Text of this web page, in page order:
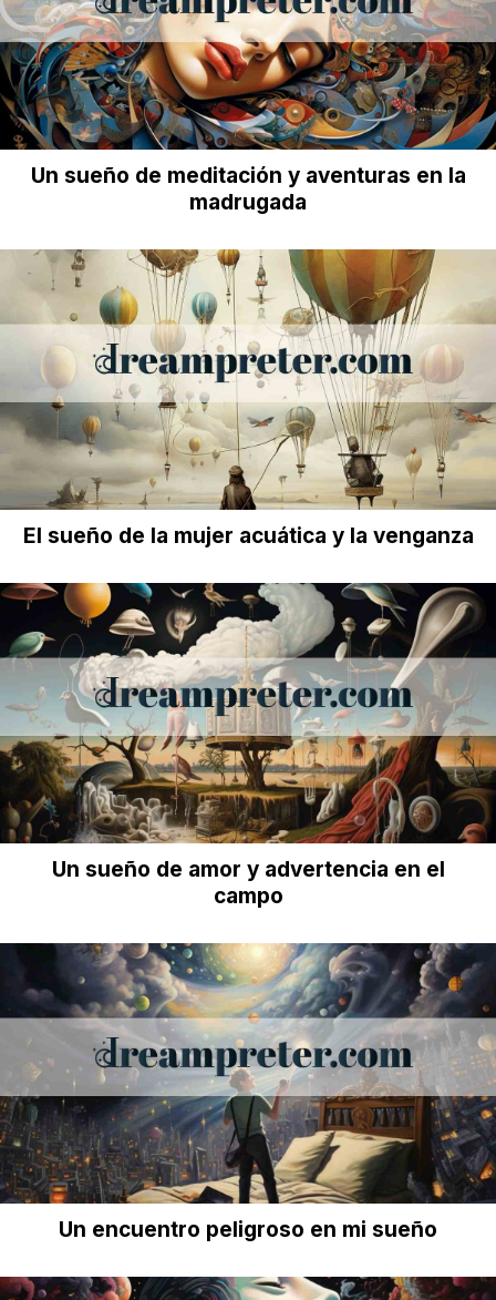
Un sueño de meditación y aventuras en la
madrugada
El sueño de la mujer acuática y la venganza
Un sueño de amor y advertencia en el
campo
Un encuentro peligroso en mi sueño